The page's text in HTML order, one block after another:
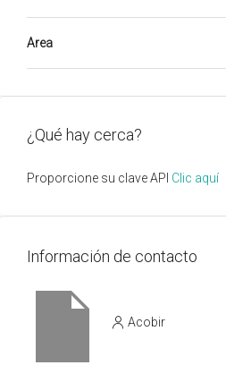
Area
¿Qué hay cerca?
Proporcione su clave API Clic aquí
Información de contacto
Acobir